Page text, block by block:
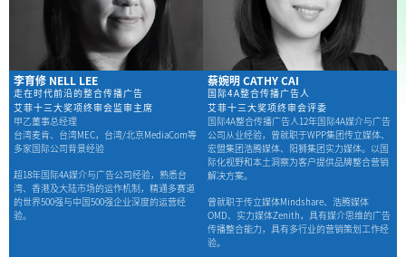
李育修 NELL LEE
走在时代前沿的整合传播广告
艾菲十三大奖项终审会监审主席
甲乙董事总经理
台湾麦肯、台湾MEC，台湾/北京MediaCom等
多家国际公司背景经验
超18年国际4A媒介与广告公司经验，熟悉台
湾、香港及大陆市场的运作机制，精通多赛道
的世界500强与中国500强企业深度的运营经
验。
蔡婉明 CATHY CAI
国际4A整合传播广告人
艾菲十三大奖项终审会评委
国际4A整合传播广告人12年国际4A媒介与广告
公司从业经验，曾就职于WPP集团传立媒体、
宏盟集团浩腾媒体、阳狮集团实力媒体。以国
际化视野和本土洞察为客户提供品牌整合营销
解决方案。
曾就职于传立媒体Mindshare、浩腾媒体
OMD、实力媒体Zenith，具有媒介思维的广告
传播整合能力，具有多行业的营销策划工作经
验。